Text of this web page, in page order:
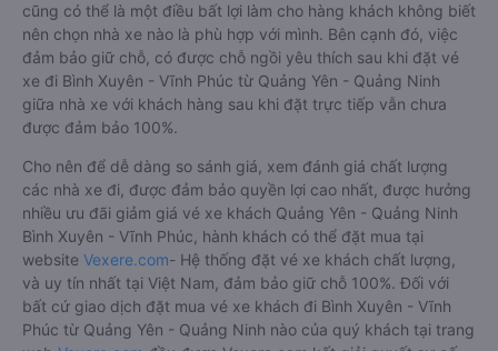
cũng có thể là một điều bất lợi làm cho hàng khách không biết
nên chọn nhà xe nào là phù hợp với mình. Bên cạnh đó, việc
đảm bảo giữ chỗ, có được chỗ ngồi yêu thích sau khi đặt vé
xe đi Bình Xuyên - Vĩnh Phúc từ Quảng Yên - Quảng Ninh
giữa nhà xe với khách hàng sau khi đặt trực tiếp vẫn chưa
được đảm bảo 100%.
Cho nên để dễ dàng so sánh giá, xem đánh giá chất lượng
các nhà xe đi, được đảm bảo quyền lợi cao nhất, được hưởng
nhiều ưu đãi giảm giá vé xe khách Quảng Yên - Quảng Ninh
Bình Xuyên - Vĩnh Phúc, hành khách có thể đặt mua tại
website Vexere.com- Hệ thống đặt vé xe khách chất lượng,
và uy tín nhất tại Việt Nam, đảm bảo giữ chỗ 100%. Đối với
bất cứ giao dịch đặt mua vé xe khách đi Bình Xuyên - Vĩnh
Phúc từ Quảng Yên - Quảng Ninh nào của quý khách tại trang